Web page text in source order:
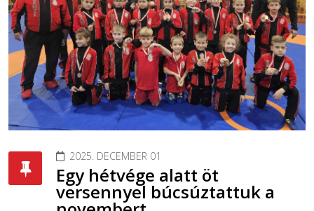
2025. DECEMBER 01
Egy hétvége alatt öt
versennyel búcsúztattuk a